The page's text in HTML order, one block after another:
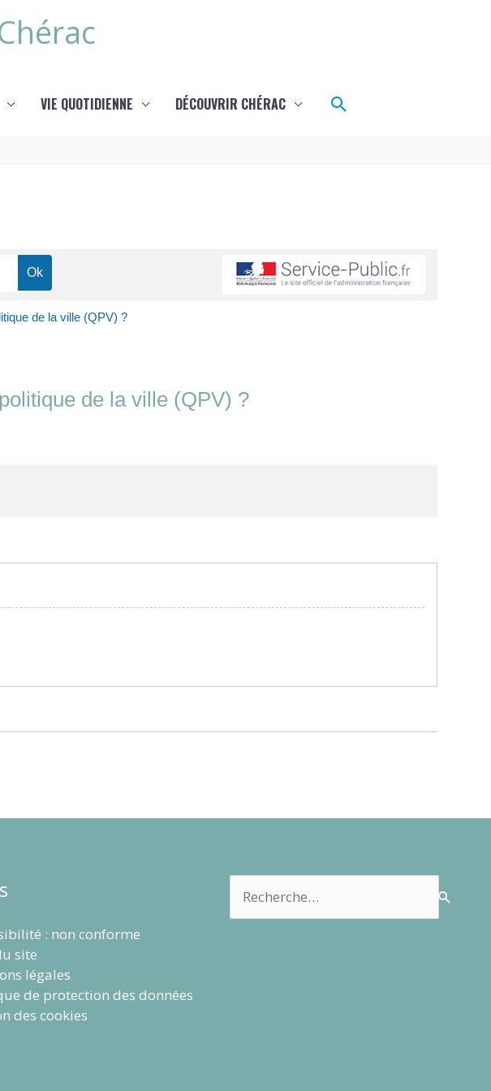
VIE QUOTIDIENNE DÉCOUVRIR CHÉRAC Rechercher
de la ville (QPV) ?
de la ville (QPV) ?
: non conforme
site
légales
de protection des données
des cookies